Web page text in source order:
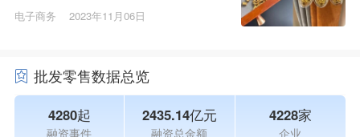
电子商务 2023年11月06日
批发零售数据总览
4280起
融资事件
2435.14亿元
融资总金额
4228家
企业